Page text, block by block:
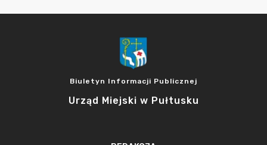
Biuletyn Informacji Publicznej
Urząd Miejski w Pułtusku